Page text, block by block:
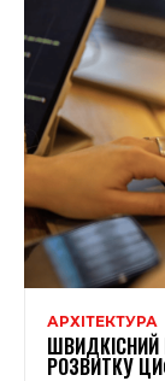
АРХІТЕКТУРА
ШВИДКІСНИЙ
РОЗВИТКУ